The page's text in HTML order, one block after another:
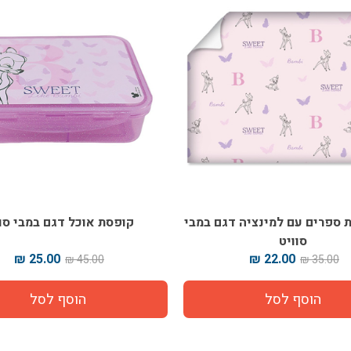
אוכל דגם במבי סוויט
45.00 ₪
25.00 ₪
יומן כריכה רכה דו יומי דגם
35.00 ₪
20.00 ₪